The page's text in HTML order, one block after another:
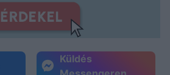
Küldés